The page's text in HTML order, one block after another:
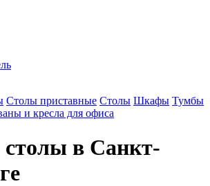
Столы приставные Столы Шкафы Тумбы
и кресла для офиса
в Санкт-